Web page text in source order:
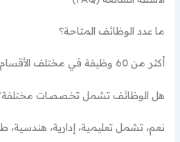
ما عدد الوظائف المتاحة؟
أكثر من 60 وظيفة في مختلف الأقسام.
هل الوظائف تشمل تخصصات
نعم، تشمل تعليمية، إدارية، هندسية،